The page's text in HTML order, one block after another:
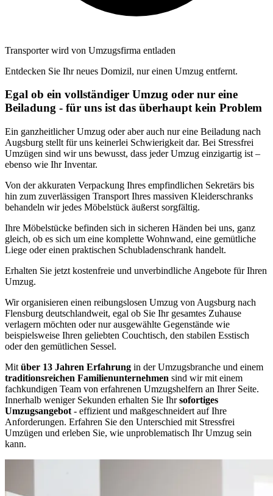
Transporter wird von Umzugsfirma entladen
Entdecken Sie Ihr neues Domizil, nur einen Umzug entfernt.
Egal ob ein vollständiger Umzug oder nur eine
Beiladung - für uns ist das überhaupt kein Problem
Ein ganzheitlicher Umzug oder aber auch nur eine Beiladung nach
Augsburg stellt für uns keinerlei Schwierigkeit dar. Bei Stressfrei
Umzügen sind wir uns bewusst, dass jeder Umzug einzigartig ist –
ebenso wie Ihr Inventar.
Von der akkuraten Verpackung Ihres empfindlichen Sekretärs bis
hin zum zuverlässigen Transport Ihres massiven Kleiderschranks
behandeln wir jedes Möbelstück äußerst sorgfältig.
Ihre Möbelstücke befinden sich in sicheren Händen bei uns, ganz
gleich, ob es sich um eine komplette Wohnwand, eine gemütliche
Liege oder einen praktischen Schubladenschrank handelt.
Erhalten Sie jetzt kostenfreie und unverbindliche Angebote für Ihren
Umzug.
Wir organisieren einen reibungslosen Umzug von Augsburg nach
Flensburg deutschlandweit, egal ob Sie Ihr gesamtes Zuhause
verlagern möchten oder nur ausgewählte Gegenstände wie
beispielsweise Ihren geliebten Couchtisch, den stabilen Esstisch
oder den gemütlichen Sessel.
Mit über 13 Jahren Erfahrung in der Umzugsbranche und einem
traditionsreichen Familienunternehmen sind wir mit einem
fachkundigen Team von erfahrenen Umzugshelfern an Ihrer Seite.
Innerhalb weniger Sekunden erhalten Sie Ihrsofortiges
Umzugsangebot - effizient und maßgeschneidert auf Ihre
Anforderungen. Erfahren Sie den Unterschied mit Stressfrei
Umzügen und erleben Sie, wie unproblematisch Ihr Umzug sein
kann.